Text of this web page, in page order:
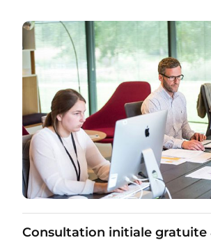
Consultation initiale gratuite